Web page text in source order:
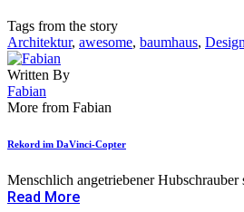
Tags from the story
Architektur, awesome, baumhaus, Design
Written By
Fabian
More from Fabian
Rekord im DaVinci-Copter
Menschlich angetriebener
Read More